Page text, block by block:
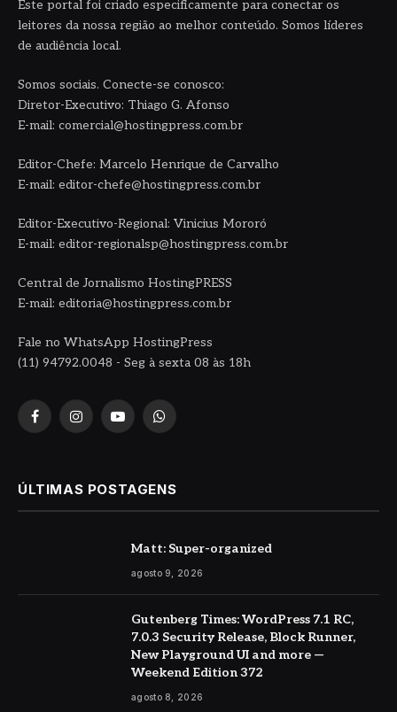
Este portal foi criado especificamente para conectar os
leitores da nossa região ao melhor conteúdo. Somos líderes
de audiência local.
Somos sociais. Conecte-se conosco:
Diretor-Executivo: Thiago G. Afonso
E-mail: comercial@hostingpress.com.br
Editor-Chefe: Marcelo Henrique de Carvalho
E-mail: editor-chefe@hostingpress.com.br
Editor-Executivo-Regional: Vinicius Mororó
E-mail: editor-regionalsp@hostingpress.com.br
Central de Jornalismo HostingPRESS
E-mail: editoria@hostingpress.com.br
Fale no WhatsApp HostingPress
(11) 94792.0048 - Seg à sexta 08 às 18h
FacebookInstagramYouTubeWhatsApp
ÚLTIMAS POSTAGENS
Matt: Super-organized
agosto 9, 2026
Gutenberg Times: WordPress 7.1 RC,
7.0.3 Security Release, Block Runner,
New Playground UI and more —
Weekend Edition 372
agosto 8, 2026